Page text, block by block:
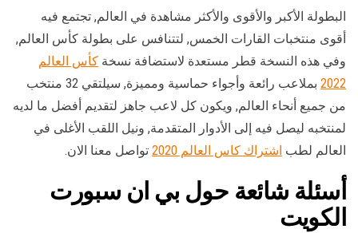
البطولة الأكبر والأقوى والأكثر مشاهدة في العالم, تجتمع فيه
أقوى منتخبات القارات الخمس, لتتنافس على بطولة كأس العالم,
وفي هذه النسخة قطر مستعدة لاستضافة نسخة كأس العالم
2022
بملاعب رائعة وأجواء حماسية ومميزة, سيلتقي 32 منتخب
من جميع أنحاء العالم, ويكون كل لاعب جاهز لتقديم أفضل ما لديه
لمنتخبه ليصل فيه إلى الأدوار المتقدمة, ونيل اللقب الأغلى في
العالم لطب اشتراك كاس العالم 2020 تواصل معنا الان.
أسئلة شائعة حول بي ان سبورت
الكويت